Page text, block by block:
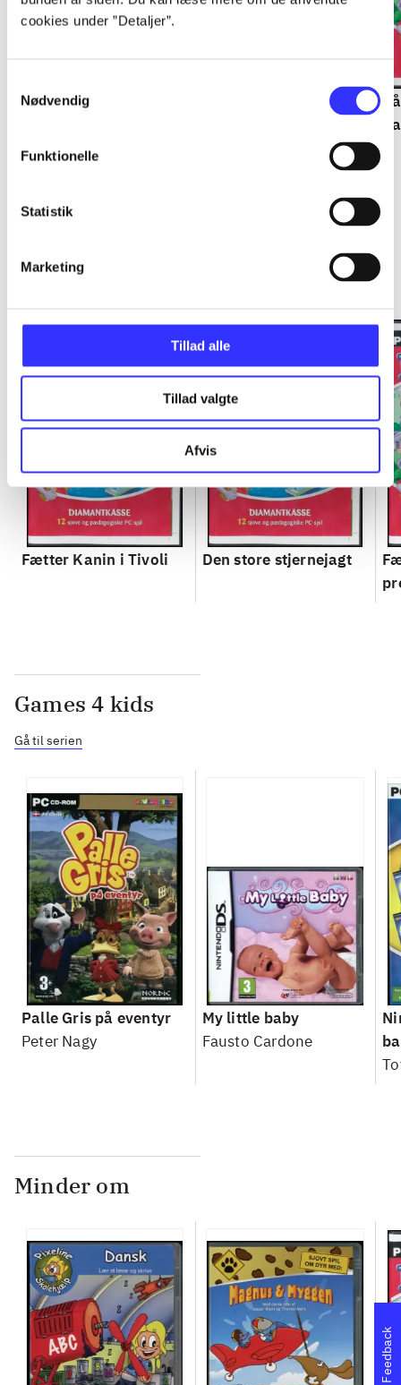
cookies under ”Detaljer”.
Nødvendig
Funktionelle
Statistik
Marketing
Tillad alle
Tillad valgte
Afvis
Den store stjernejagt
Fætter Kanin i Tivoli Den store stjernejagt
Games 4 kids
Gå til serien
Palle Gris på eventyr
Peter Nagy
My little baby
Fausto Cardone
Minder om
Feedback